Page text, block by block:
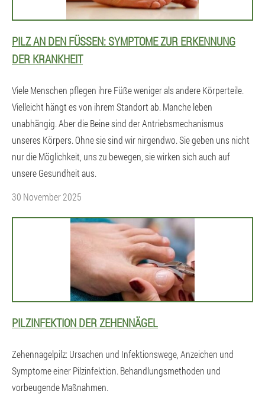
PILZ AN DEN FÜSSEN: SYMPTOME ZUR ERKENNUNG D
ER KRANKHEIT
Viele Menschen pflegen ihre Füße weniger als andere Körperteile.
Vielleicht hängt es von ihrem Standort ab. Manche leben
unabhängig. Aber die Beine sind der Antriebsmechanismus
unseres Körpers. Ohne sie sind wir nirgendwo. Sie geben uns nicht
nur die Möglichkeit, uns zu bewegen, sie wirken sich auch auf
unsere Gesundheit aus.
30 November 2025
PILZINFEKTION DER ZEHENNÄGEL
Zehennagelpilz: Ursachen und Infektionswege, Anzeichen und
Symptome einer Pilzinfektion. Behandlungsmethoden und
vorbeugende Maßnahmen.